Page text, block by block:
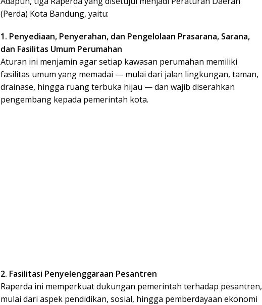
(Perda) Kota Bandung, yaitu:
1. Penyediaan, Penyerahan, dan Pengelolaan Prasarana, Sarana,
dan Fasilitas Umum Perumahan
Aturan ini menjamin agar setiap kawasan perumahan memiliki
fasilitas umum yang memadai — mulai dari jalan lingkungan, taman,
drainase, hingga ruang terbuka hijau — dan wajib diserahkan
pengembang kepada pemerintah kota.
2. Fasilitasi Penyelenggaraan Pesantren
Raperda ini memperkuat dukungan pemerintah terhadap pesantren,
mulai dari aspek pendidikan, sosial, hingga pemberdayaan ekonomi